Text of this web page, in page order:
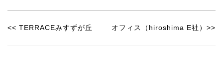
<< TERRACEみすずが丘 オフィス（hiroshima E社）>>